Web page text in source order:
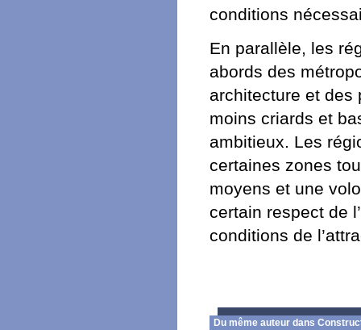
conditions
En parallèle, les
abords des
architecture et des
moins criards et
ambitieux. Les
certaines zones
moyens et une
certain respect de
conditions de
Du même auteur dans